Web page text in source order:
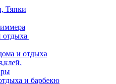
Тяпки
отдыха
и отдыха
и барбекю